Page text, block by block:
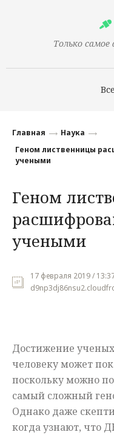
Только
Финансы
Наука
Культура
Общество
Мнения
Главная
Наука
Геном лиственницы
учеными
Геном
учеными
17 февраля 2019 /
Достижение
человеку может
поскольку можно
самый сложный
Однако даже
когда узнают, что